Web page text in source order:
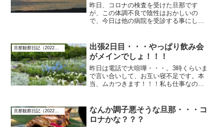
昨日、コロナの検査を受けた旦那です
が、この体調不良で陰性はおかしいの
で、今日は他の病院を受診する事にしま
だ眠たいだけなのか分かりませんがなか
なか起きようとしません。けど、...
出張2日目・・・やっぱり飲み会
がメインでしょ！！！
昨日は電話で大喧嘩・・・。3時くらいま
で言い合いして、お互い寝不足です。本
当、ムカつきます！！！私も仕事なの
す。そして、飲み会です！夕方、少し電
話で話しましたが、昨日の怒...
旦那観察日記（2022年8月）
なんか調子悪そうな旦那・・・コ
ロナかな？？？